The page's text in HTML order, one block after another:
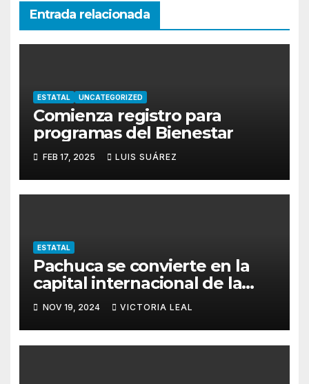
Entrada relacionada
ESTATAL UNCATEGORIZED
Comienza registro para
programas del Bienestar
FEB 17, 2025 LUIS SUÁREZ
ESTATAL
Pachuca se convierte en la
capital internacional de la
salsa
NOV 19, 2024 VICTORIA LEAL